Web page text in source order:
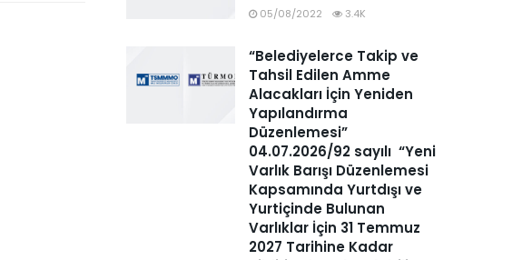
05/08/2022 3.4K
“Belediyelerce Takip ve
Tahsil Edilen Amme
Alacakları İçin Yeniden
Yapılandırma
Düzenlemesi”
04.07.2026/92 sayılı “Yeni
Varlık Barışı Düzenlemesi
Kapsamında Yurtdışı ve
Yurtiçinde Bulunan
Varlıklar İçin 31 Temmuz
2027 Tarihine Kadar